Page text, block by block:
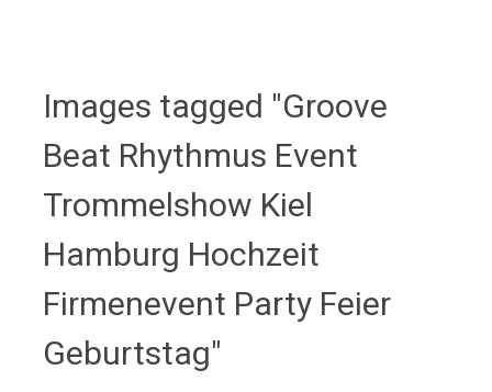
Images tagged "Groove
Beat Rhythmus Event
Trommelshow Kiel
Hamburg Hochzeit
Firmenevent Party Feier
Geburtstag"